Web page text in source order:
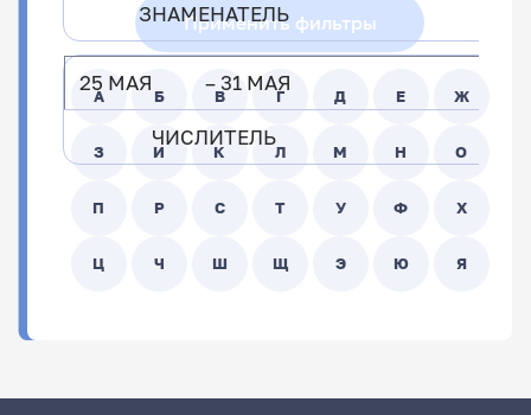
ЗНАМЕНАТЕЛЬ
25 МАЯ – 31 МАЯ
ЧИСЛИТЕЛЬ
Применить фильтры
А Б В Г Д Е Ж
З И К Л М Н О
П Р С Т У Ф Х
Ц Ч Ш Щ Э Ю Я